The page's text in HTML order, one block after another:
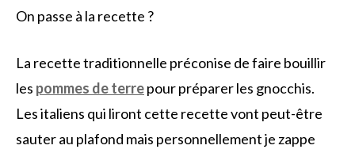
On passe à la recette ?
La recette traditionnelle préconise de faire bouillir
les pommes de terrepour préparer les gnocchis.
Les italiens qui liront cette recette vont peut-être
sauter au plafond mais personnellement je zappe